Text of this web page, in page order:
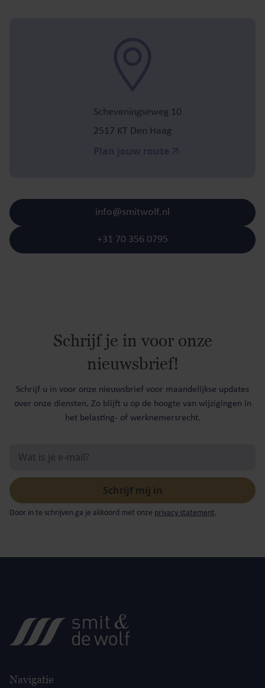
Scheveningseweg 10
2517 KT Den Haag
+31 70 356 0795
info@smitwolf.nl
Schrijf je in voor onze
nieuwsbrief!
Schrijf u in voor onze nieuwsbrief voor maandelijkse updates
over onze diensten. Zo blijft u op de hoogte van wijzigingen in
het belasting- of werknemersrecht.
Door in te schrijven ga je akkoord met onze privacy statement.
Navigatie